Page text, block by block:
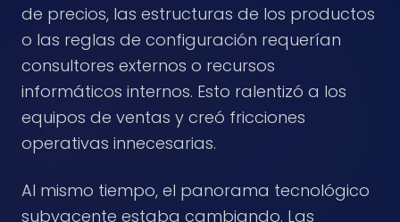
de precios, las estructuras de los productos
o las reglas de configuración requerían
consultores externos o recursos
informáticos internos. Esto ralentizó a los
equipos de ventas y creó fricciones
operativas innecesarias.
Al mismo tiempo, el panorama tecnológico
subyacente estaba cambiando. Las